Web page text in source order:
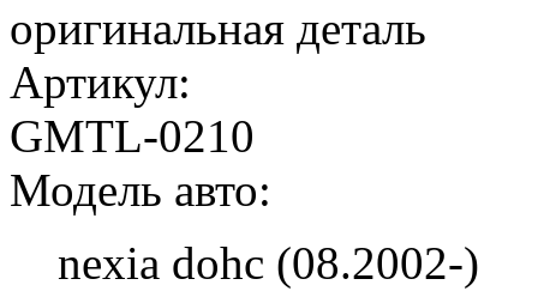
оригинальная деталь
Артикул:
GMTL-0210
Модель авто:
nexia dohc (08.2002-)